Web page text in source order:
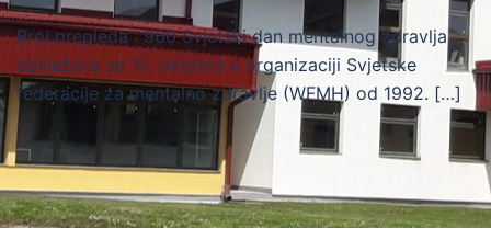
Broj pregleda : 960 Svjetski dan mentalnog zdravlja
obilježava se 10. oktobra u organizaciji Svjetske
federacije za mentalno zdravlje (WFMH) od 1992. […]